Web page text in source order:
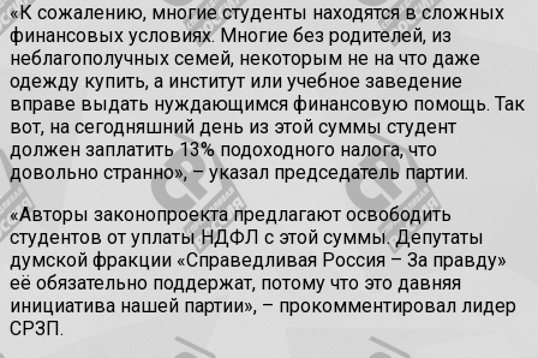
«К сожалению, многие студенты находятся в сложных
финансовых условиях. Многие без родителей, из
неблагополучных семей, некоторым не на что даже
одежду купить, а институт или учебное заведение
вправе выдать нуждающимся финансовую помощь. Так
вот, на сегодняшний день из этой суммы студент
должен заплатить 13% подоходного налога, что
довольно странно», – указал председатель партии.
«Авторы законопроекта предлагают освободить
студентов от уплаты НДФЛ с этой суммы. Депутаты
думской фракции «Справедливая Россия – За правду»
её обязательно поддержат, потому что это давняя
инициатива нашей партии», – прокомментировал лидер
СРЗП.